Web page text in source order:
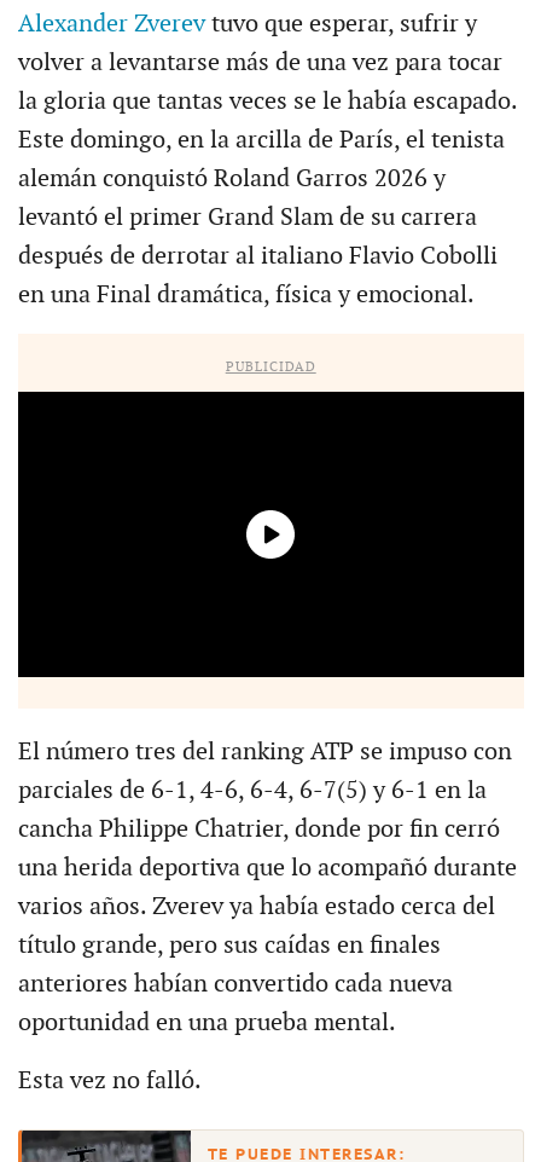
Alexander Zverevtuvo que esperar, sufrir y
volver a levantarse más de una vez para tocar
la gloria que tantas veces se le había escapado.
Este domingo, en la arcilla de París, el tenista
alemán conquistó Roland Garros 2026 y
levantó el primer Grand Slam de su carrera
después de derrotar al italiano Flavio Cobolli
en una Final dramática, física y emocional.
PUBLICIDAD
El número tres del ranking ATP se impuso con
parciales de 6-1, 4-6, 6-4, 6-7(5) y 6-1 en la
cancha Philippe Chatrier, donde por fin cerró
una herida deportiva que lo acompañó durante
varios años. Zverev ya había estado cerca del
título grande, pero sus caídas en finales
anteriores habían convertido cada nueva
oportunidad en una prueba mental.
Esta vez no falló.